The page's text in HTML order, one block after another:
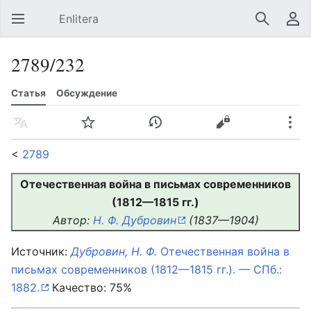
Открыть главное меню Enlitera Найти Пользовательское меню
2789/232
Статья Обсуждение
Язык Следить История
Ещё
< 2789
Отечественная война в письмах современников
(1812—1815 гг.)
Автор: Н. Ф. Дубровин (1837—1904)
Источник:Дубровин, Н. Ф. Отечественная война в
письмах современников (1812—1815 гг.). — СПб.:
1882.
Качество: 75%